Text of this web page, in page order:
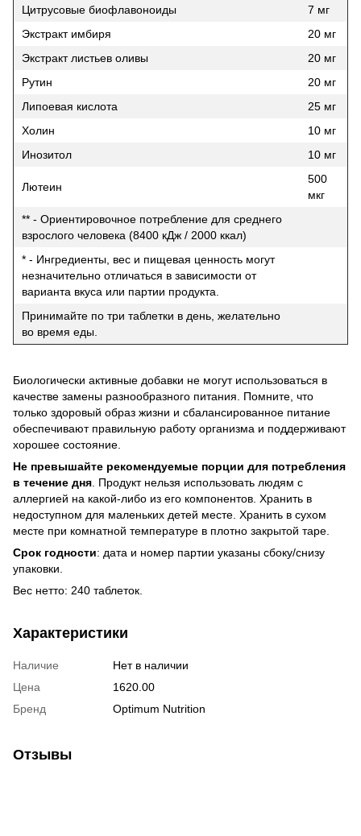
Цитрусовые биофлавоноиды
7 мг
Экстракт имбиря
20 мг
Экстракт листьев оливы
20 мг
Рутин
20 мг
Липоевая кислота
25 мг
Холин
10 мг
Инозитол
10 мг
Лютеин
500
мкг
** - Ориентировочное потребление для среднего
взрослого человека (8400 кДж / 2000 ккал)
* - Ингредиенты, вес и пищевая ценность могут
незначительно отличаться в зависимости от
варианта вкуса или партии продукта.
Принимайте по три таблетки в день, желательно
во время еды.
Биологически активные добавки не могут использоваться в
качестве замены разнообразного питания. Помните, что
только здоровый образ жизни и сбалансированное питание
обеспечивают правильную работу организма и поддерживают
хорошее состояние.
Не превышайте рекомендуемые порции для потребления
в течение дня . Продукт нельзя использовать людям с
аллергией на какой-либо из его компонентов. Хранить в
недоступном для маленьких детей месте. Хранить в сухом
месте при комнатной температуре в плотно закрытой таре.
Срок годности: дата и номер партии указаны сбоку/снизу
упаковки.
Вес нетто: 240 таблеток.
Характеристики
Наличие
Нет в наличии
Цена
1620.00
Бренд
Optimum Nutrition
Отзывы